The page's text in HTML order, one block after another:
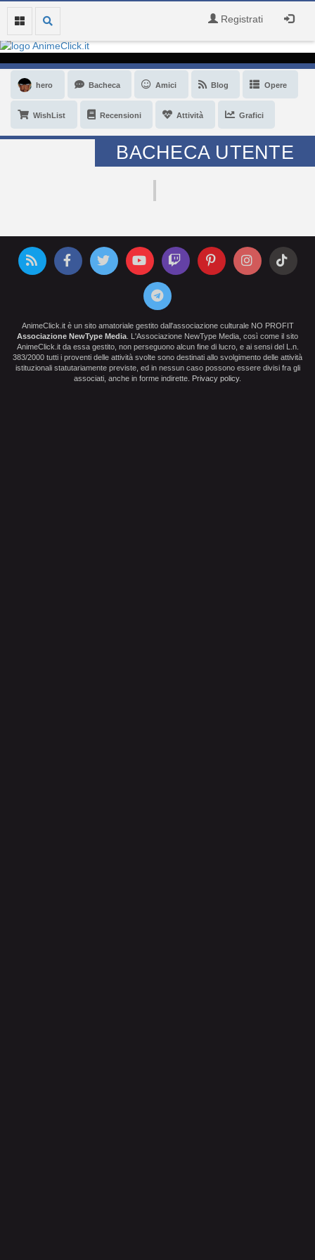
Registrati
hero Bacheca Amici Blog Opere
WishList Recensioni Attività Grafici
BACHECA UTENTE
AnimeClick.it è un sito amatoriale gestito dall'associazione culturale NO PROFIT
Associazione NewType Media . L'Associazione NewType Media, così come il sito
AnimeClick.it da essa gestito, non perseguono alcun fine di lucro, e ai sensi del L.n.
383/2000 tutti i proventi delle attività svolte sono destinati allo svolgimento delle attività
istituzionali statutariamente previste, ed in nessun caso possono essere divisi fra gli
associati, anche in forme indirette.
Privacy policy.